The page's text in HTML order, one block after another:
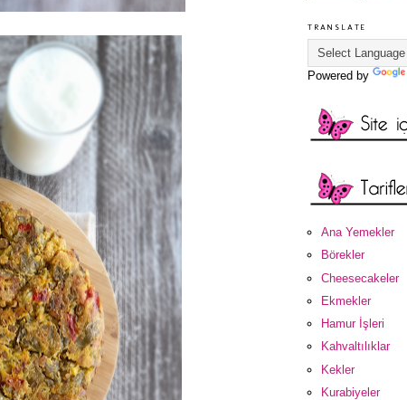
TRANSLATE
Powered by
Ana Yemekler
Börekler
Cheesecakeler
Ekmekler
Hamur İşleri
Kahvaltılıklar
Kekler
Kurabiyeler